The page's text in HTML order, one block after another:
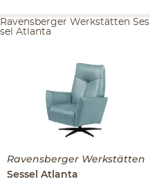
Ravensberger Werkstätten
Sessel Atlanta
Ravensberger Werkstätten Ses
sel Atlanta